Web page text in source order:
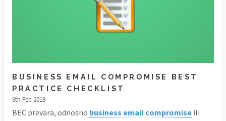
BUSINESS EMAIL COMPROMISE BEST
PRACTICE CHECKLIST
6th Feb 2018
BEC prevara, odnosno business email compromise ili